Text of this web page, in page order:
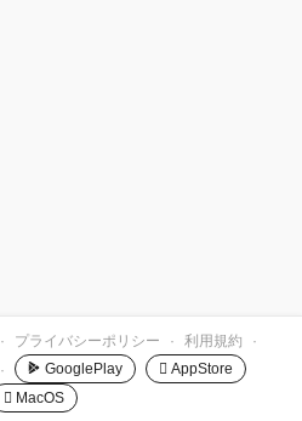
· プライバシーポリシー · 利用規約
·
· GooglePlay
 AppStore
 MacOS